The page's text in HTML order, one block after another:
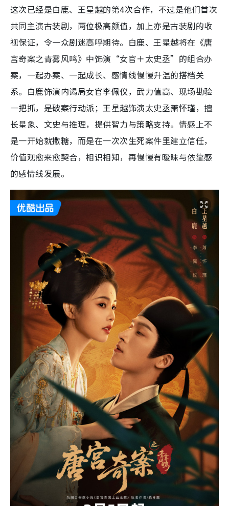
这次已经是白鹿、王星越的第4次合作，不过是他们首次
共同主演古装剧，两位极高颜值，加上亦是古装剧的收
视保证，令一众剧迷高呼期待。白鹿、王星越将在《唐
宫奇案之青雾风鸣》中饰演“女官＋太史丞”的组合办
案，一起办案、一起成长、感情线慢慢升温的搭档关
系。白鹿饰演内谒局女官李佩仪，武力值高、现场勘验
一把抓，是破案行动派；王星越饰演太史丞萧怀瑾，擅
长星象、文史与推理，提供智力与策略支持。情感上不
是一开始就撒糖，而是在一次次生死案件里建立信任，
价值观愈来愈契合，相识相知，再慢慢有暧昧与依靠感
的感情线发展。